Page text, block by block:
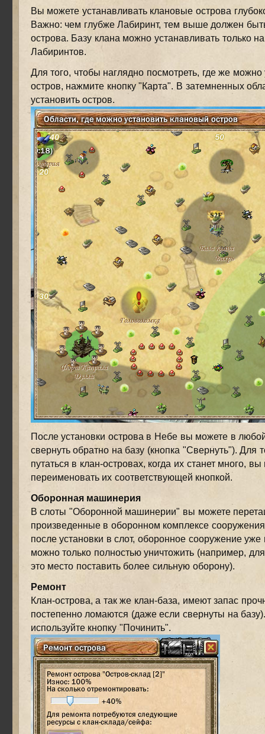
Вы можете устанавливать клановые острова
Важно: чем глубже Лабиринт, тем выше должен
острова. Базу клана можно устанавливать только
Лабиринтов.
Для того, чтобы наглядно посмотреть, где же можно
остров, нажмите кнопку "Карта". В затемненных
установить остров.
После установки острова в Небе вы можете в
свернуть обратно на базу (кнопка "Свернуть"). Для
путаться в клан-островах, когда их станет много,
переименовать их соответствующей кнопкой.
Оборонная машинерия
В слоты "Оборонной машинерии" вы можете
произведенные в оборонном комплексе
после установки в слот, оборонное сооружение уже
можно только полностью уничтожить (например,
это место поставить более сильную оборону).
Ремонт
Клан-острова, а так же клан-база, имеют запас
постепенно ломаются (даже если свернуты на
используйте кнопку "Починить".